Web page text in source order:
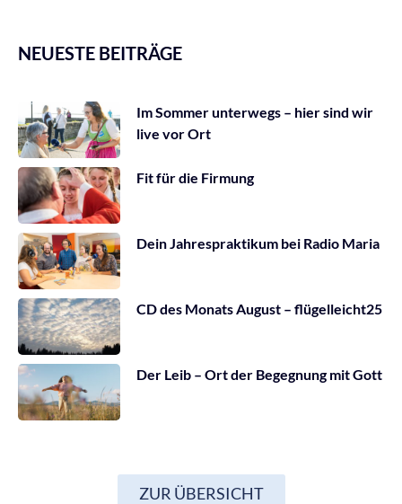
NEUESTE BEITRÄGE
Im Sommer unterwegs – hier sind wir
live vor Ort
Fit für die Firmung
Dein Jahrespraktikum bei Radio Maria
CD des Monats August – flügelleicht25
Der Leib – Ort der Begegnung mit Gott
ZUR ÜBERSICHT